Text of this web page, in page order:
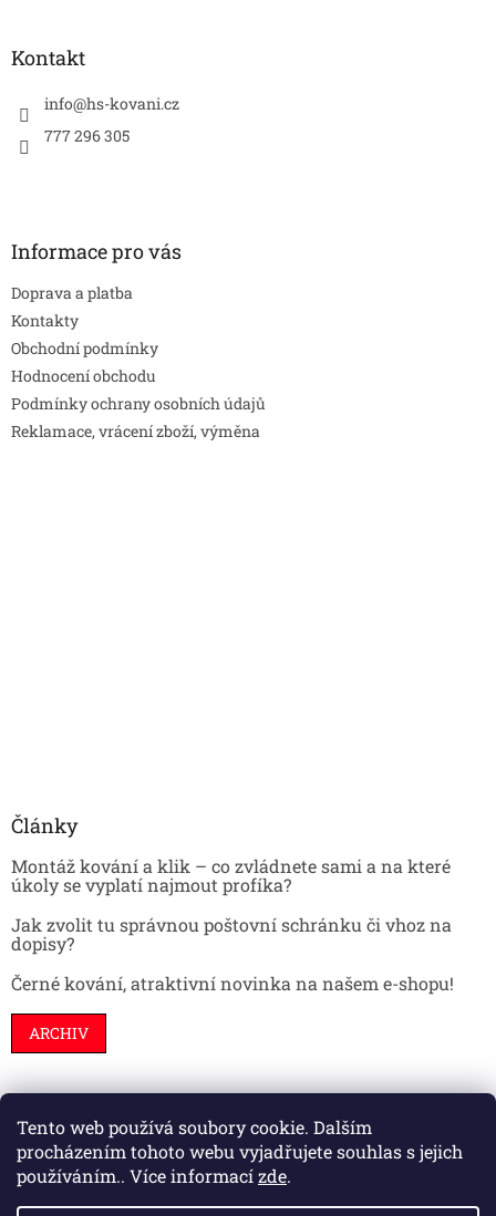
Tento web používá soubory cookie. Dalším
procházením tohoto webu vyjadřujete souhlas s jejich
používáním.. Více informacízde.
Kontakt
info@hs-kovani.cz
777 296 305
Informace pro vás
Doprava a platba
Kontakty
Obchodní podmínky
Hodnocení obchodu
Podmínky ochrany osobních údajů
Reklamace, vrácení zboží, výměna
Články
Montáž kování a klik – co zvládnete sami a na které
úkoly se vyplatí najmout profíka?
Jak zvolit tu správnou poštovní schránku či vhoz na
dopisy?
Černé kování, atraktivní novinka na našem e-shopu!
ARCHIV
Stavební pouzdra Interiéry Dveře